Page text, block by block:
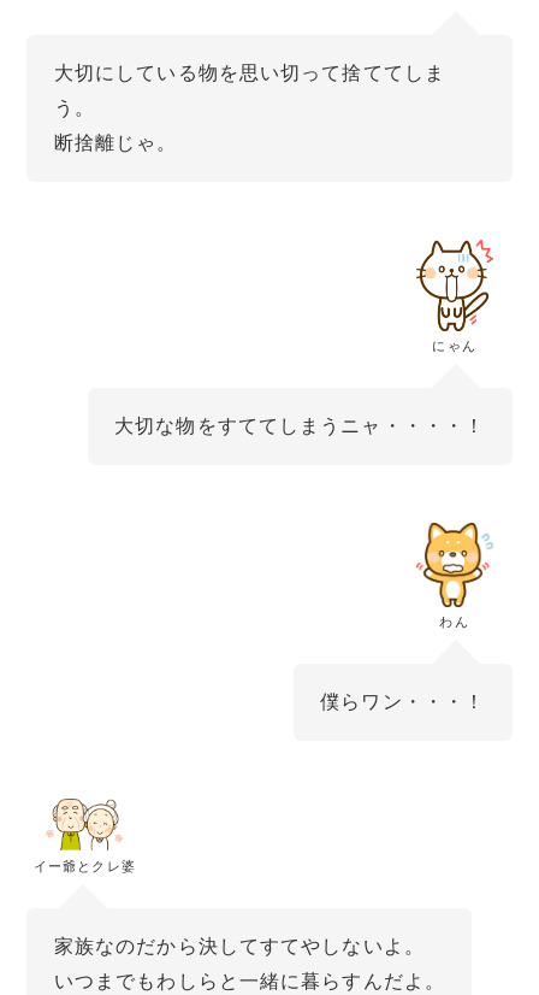
大切にしている物を思い切って捨ててしま
う。
断捨離じゃ。
にゃん
大切な物をすててしまうニャ・・・・！
わん
僕らワン・・・！
イー爺とクレ婆
家族なのだから決してすてやしないよ。
いつまでもわしらと一緒に暮らすんだよ。